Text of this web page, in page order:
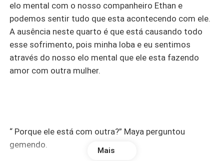
elo mental com o nosso companheiro Ethan e
podemos sentir tudo que esta acontecendo com ele.
A ausência neste quarto é que está causando todo
esse sofrimento, pois minha loba e eu sentimos
através do nosso elo mental que ele esta fazendo
amor com outra mulher.
“ Porque ele está com outra?” Maya perguntou
gemendo.
Mais